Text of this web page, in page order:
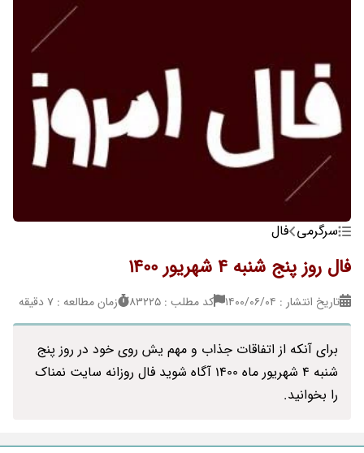
سرگرمی فال
فال روز پنج شنبه 4 شهریور 1400
تاریخ انتشار : ۱۴۰۰/۰۶/۰۴ کد مطلب : 83225 زمان مطالعه : 7 دقیقه
برای آنکه از اتفاقات جذاب و مهم یش روی خود در روز پنج
شنبه 4 شهریور ماه 1400 آگاه شوید فال روزانه سایت نمناک
را بخوانید.